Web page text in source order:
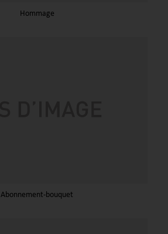
Hommage
Abonnement-bouquet